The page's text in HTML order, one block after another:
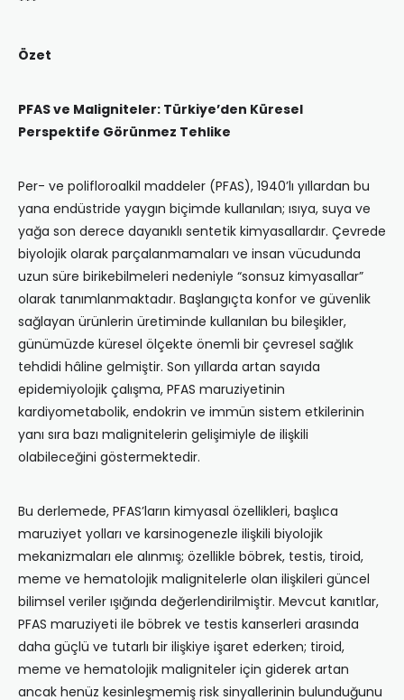
Özet
PFAS ve Maligniteler: Türkiye’den Küresel
Perspektife Görünmez Tehlike
Per- ve polifloroalkil maddeler (PFAS), 1940’lı yıllardan bu
yana endüstride yaygın biçimde kullanılan; ısıya, suya ve
yağa son derece dayanıklı sentetik kimyasallardır. Çevrede
biyolojik olarak parçalanmamaları ve insan vücudunda
uzun süre birikebilmeleri nedeniyle “sonsuz kimyasallar”
olarak tanımlanmaktadır. Başlangıçta konfor ve güvenlik
sağlayan ürünlerin üretiminde kullanılan bu bileşikler,
günümüzde küresel ölçekte önemli bir çevresel sağlık
tehdidi hâline gelmiştir. Son yıllarda artan sayıda
epidemiyolojik çalışma, PFAS maruziyetinin
kardiyometabolik, endokrin ve immün sistem etkilerinin
yanı sıra bazı malignitelerin gelişimiyle de ilişkili
olabileceğini göstermektedir.
Bu derlemede, PFAS’ların kimyasal özellikleri, başlıca
maruziyet yolları ve karsinogenezle ilişkili biyolojik
mekanizmaları ele alınmış; özellikle böbrek, testis, tiroid,
meme ve hematolojik malignitelerle olan ilişkileri güncel
bilimsel veriler ışığında değerlendirilmiştir. Mevcut kanıtlar,
PFAS maruziyeti ile böbrek ve testis kanserleri arasında
daha güçlü ve tutarlı bir ilişkiye işaret ederken; tiroid,
meme ve hematolojik maligniteler için giderek artan
ancak henüz kesinleşmemiş risk sinyallerinin bulunduğunu